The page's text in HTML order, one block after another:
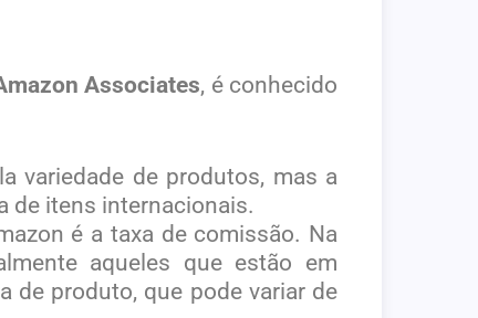
Associates, é conhecido
variedade de produtos, mas a
de itens internacionais.
é a taxa de comissão. Na
aqueles que estão em
de produto, que pode variar de